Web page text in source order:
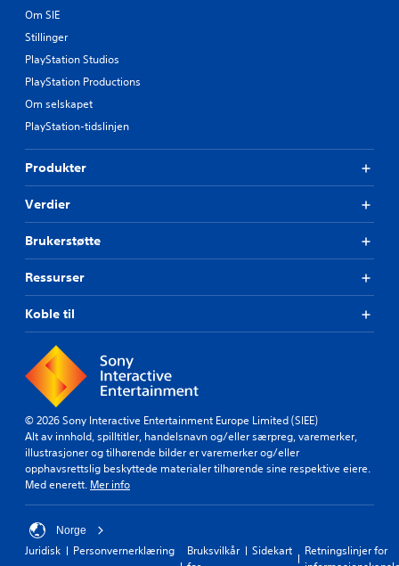
Om SIE
Stillinger
PlayStation Studios
PlayStation Productions
Om selskapet
PlayStation-tidslinjen
Produkter
Verdier
Brukerstøtte
Ressurser
Koble til
© 2026 Sony Interactive Entertainment Europe Limited (SIEE)
Alt av innhold, spilltitler, handelsnavn og/eller særpreg, varemerker,
illustrasjoner og tilhørende bilder er varemerker og/eller
opphavsrettslig beskyttede materialer tilhørende sine respektive eiere.
Med enerett. Mer info
Norge
Juridisk Personvernerklæring
Bruksvilkår
Sidekart
Retningslinjer for